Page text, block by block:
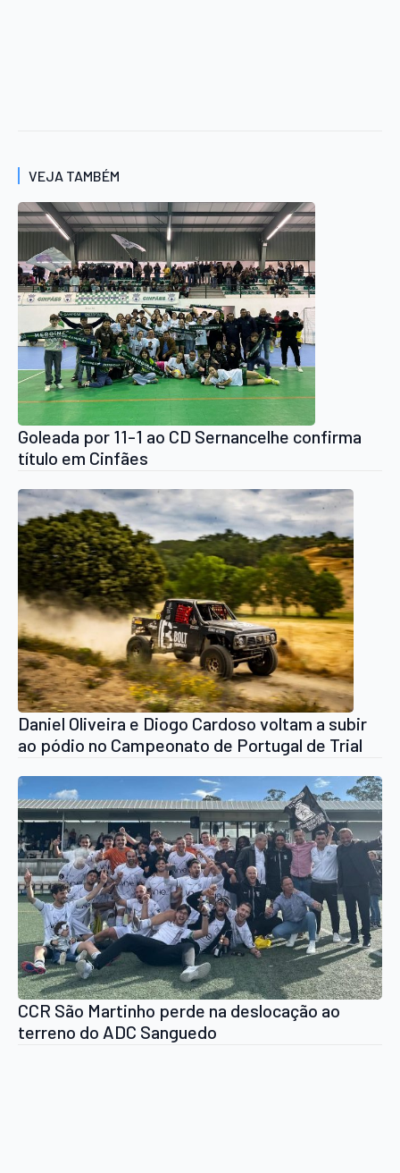
VEJA TAMBÉM
Goleada por 11-1 ao CD Sernancelhe confirma
título em Cinfães
Daniel Oliveira e Diogo Cardoso voltam a subir
ao pódio no Campeonato de Portugal de Trial
CCR São Martinho perde na deslocação ao
terreno do ADC Sanguedo